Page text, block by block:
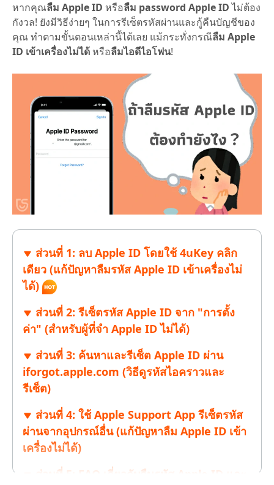
หากคุณลืม Apple ID หรือลืม password Apple IDไม่ต้อง
กังวล! ยังมีวิธีง่ายๆ ในการรีเซ็ตรหัสผ่านและกู้คืนบัญชีของ
คุณ ทำตามขั้นตอนเหล่านี้ได้เลย แม้กระทั่งกรณีลืม Apple
ID เข้าเครื่องไม่ได้ หรือลืมไอดีไอโฟน!
ส่วนที่ 1: ลบ Apple ID โดยใช้ 4uKey คลิก
เดียว (แก้ปัญหาลืมรหัส Apple ID เข้าเครื่องไม่
ได้)
ส่วนที่ 2: รีเซ็ตรหัส Apple ID จาก "การตั้ง
ค่า" (สำหรับผู้ที่จํา Apple ID ไม่ได้)
ส่วนที่ 3: ค้นหาและรีเซ็ต Apple ID ผ่าน
iforgot.apple.com (วิธีดูรหัสไอคราวและ
รีเซ็ต)
ส่วนที่ 4: ใช้ Apple Support App รีเซ็ตรหัส
ผ่านจากอุปกรณ์อื่น(แก้ปัญหาลืม Apple ID เข้า
เครื่องไม่ได้)
ส่วนที่ 5: FAQ เกี่ยวกับ ลืมรหัส Apple ID